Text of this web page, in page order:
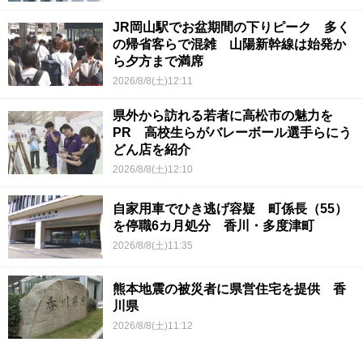
JR岡山駅でお盆期間の下りピーク 多く
の帰省客らで混雑 山陽新幹線は始発か
ら夕方まで満席
2026/8/8(土)12:11
県外から訪れる若者に高松市の魅力を
PR 高校生らがバレーボール選手らにう
どん店を紹介
2026/8/8(土)12:10
自家用車でひき逃げ容疑 町係長（55）
を停職6カ月処分 香川・多度津町
2026/8/8(土)11:35
熊本地震の被災者に県営住宅を提供 香
川県
2026/8/8(土)11:12